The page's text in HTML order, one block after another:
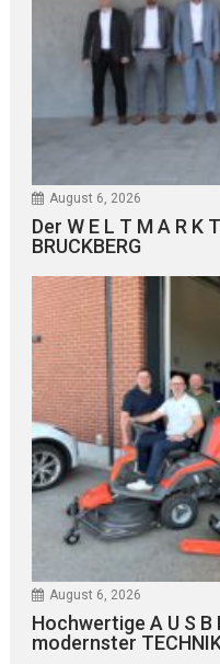
August 6, 2026
Der W E L T M A R K
BRUCKBERG
August 6, 2026
Hochwertige A U S B
modernster